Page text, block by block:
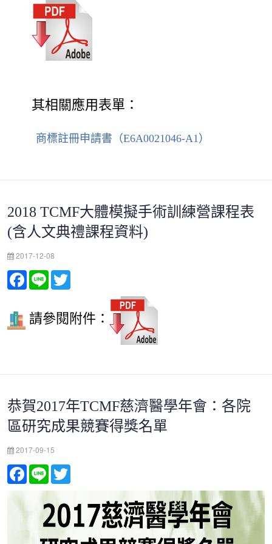
其相關應用表單：
商標註冊申請書（E6A0021046-A1）
2018 TCMF大體模擬手術訓練營課程表
(含人文典禮課程資料)
2017-12-08
Facebook
Line
請參閱附件：
恭賀2017年TCMF慈濟醫學年會：各院
區研究成果競賽得獎名單
2017-09-15
Facebook
Line